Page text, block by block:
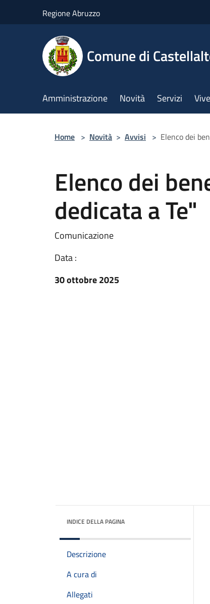
Regione Abruzzo
Comune di
Amministrazione Novità Servizi
Home > Novità > Avvisi > Elenco dei
Elenco dei
dedicata a Te"
Comunicazione
Data :
30 ottobre 2025
INDICE DELLA PAGINA
Descrizione
A cura di
Allegati